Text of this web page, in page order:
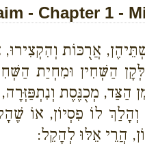
- Chapter 1 -
אֲרֻכּוֹת
הַשְּׁחִין וּמִחְיַת
מְכֻנֶּסֶת וְנִתְפַּזְּרָה,
לוֹ פִסְיוֹן, אוֹ
הֲרֵי אֵלּוּ לְהָקֵל: